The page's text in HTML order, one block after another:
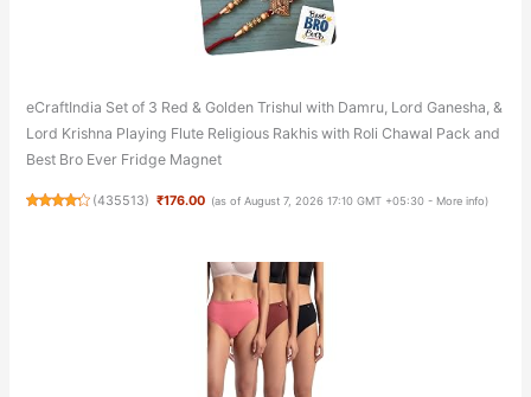
eCraftIndia Set of 3 Red & Golden Trishul with Damru, Lord Ganesha, &
Lord Krishna Playing Flute Religious Rakhis with Roli Chawal Pack and
Best Bro Ever Fridge Magnet
(435513) ₹176.00 (as of August 7, 2026 17:10 GMT +05:30 - More info)